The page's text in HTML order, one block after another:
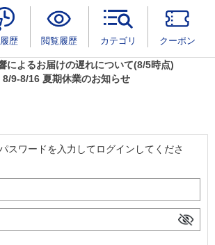
歴 閲覧履歴 カテゴリ クーポン
によるお届けの遅れについて(8/5時点)
8/9-8/16 夏期休業のお知らせ
スワードを入力してログインしてくださ